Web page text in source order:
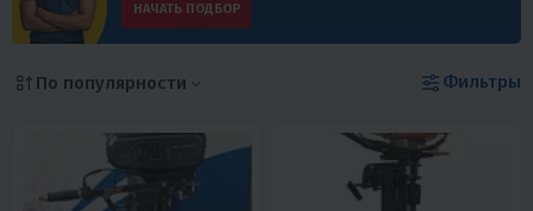
НАЧАТЬ ПОДБОР
По популярности Фильтры